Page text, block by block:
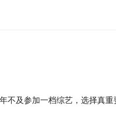
年不及参加一档综艺，选择真重